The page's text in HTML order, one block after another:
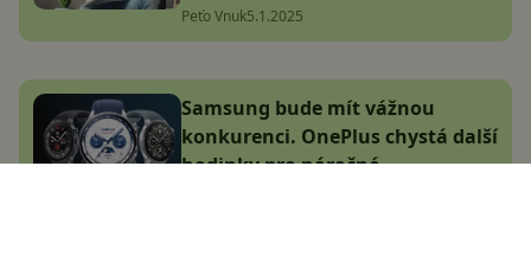
Peťo Vnuk5.1.2025
Samsung bude mít vážnou
konkurenci. OnePlus chystá další
hodinky pro náročné